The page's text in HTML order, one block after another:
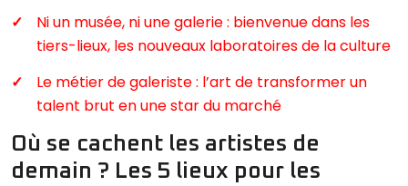
Ni un musée, ni une galerie : bienvenue dans les
tiers-lieux, les nouveaux laboratoires de la culture
Le métier de galeriste : l’art de transformer un
talent brut en une star du marché
Où se cachent les artistes de
demain ? Les 5 lieux pour les